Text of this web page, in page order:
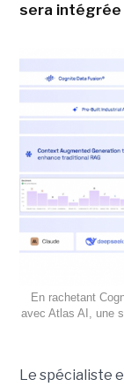
sera intégrée
En rachetant
avec Atlas AI, une
Le spécialiste